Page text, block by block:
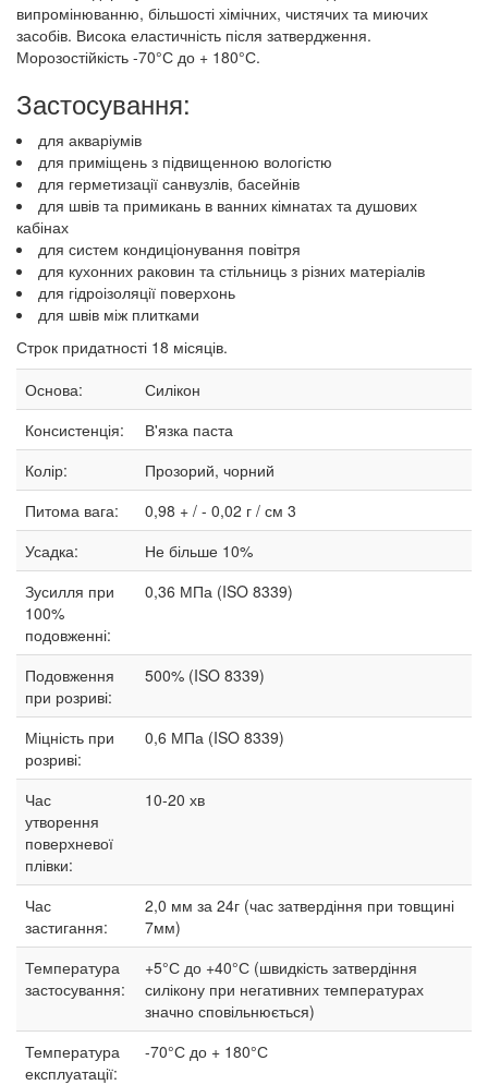
випромінюванню, більшості хімічних, чистячих та миючих
засобів. Висока еластичність після затвердження.
Морозостійкість -70°С до + 180°С.
Застосування:
для акваріумів
для приміщень з підвищенною вологістю
для герметизації санвузлів, басейнів
для швів та примикань в ванних кімнатах та душових
кабінах
для систем кондиціонування повітря
для кухонних раковин та стільниць з різних матеріалів
для гідроізоляції поверхонь
для швів між плитками
Строк придатності 18 місяців.
Основа:
Силікон
Консистенція:
В'язка паста
Колір:
Прозорий, чорний
Питома вага:
0,98 + / - 0,02 г / см 3
Усадка:
Не більше 10%
Зусилля при
100%
подовженні:
0,36 МПа (ISO 8339)
Подовження
при розриві:
500% (ISO 8339)
Міцність при
розриві:
0,6 МПа (ISO 8339)
Час
утворення
поверхневої
плівки:
10-20 хв
Час
застигання:
2,0 мм за 24г (час затвердіння при товщині
7мм)
Температура
застосування:
+5°С до +40°С (швидкість затвердіння
силікону при негативних температурах
значно сповільнюється)
Температура
експлуатації:
-70°С до + 180°С